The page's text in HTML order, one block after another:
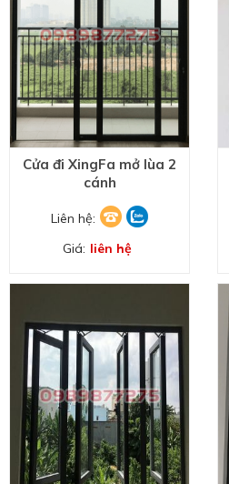
Cửa đi XingFa mở lùa 2
cánh
Liên hệ:
Giá: liên hệ